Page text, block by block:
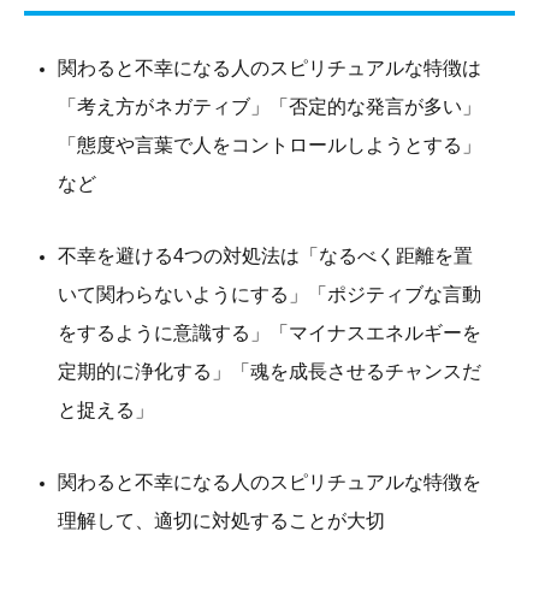
関わると不幸になる人のスピリチュアルな特徴は
「考え方がネガティブ」「否定的な発言が多い」
「態度や言葉で人をコントロールしようとする」
など
不幸を避ける4つの対処法は「なるべく距離を置
いて関わらないようにする」「ポジティブな言動
をするように意識する」「マイナスエネルギーを
定期的に浄化する」「魂を成長させるチャンスだ
と捉える」
関わると不幸になる人のスピリチュアルな特徴を
理解して、適切に対処することが大切